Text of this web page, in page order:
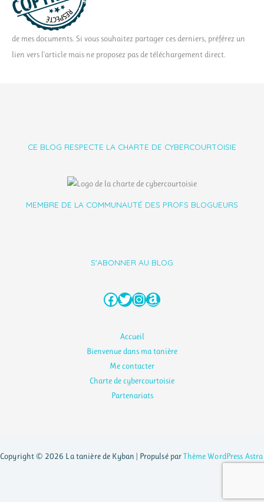
de mes documents. Si vous souhaitez partager ces derniers, préférez un
lien vers l'article mais ne proposez pas de téléchargement direct.
CE BLOG RESPECTE LA CHARTE DE CYBERCOURTOISIE
MEMBRE DE LA COMMUNAUTÉ DES PROFS BLOGUEURS
S'ABONNER AU BLOG
Facebook
Twitter
Instagram
Amazon
Accueil
Bienvenue dans ma tanière
Me contacter
Charte de cybercourtoisie
Partenariats
Copyright © 2026 La tanière de Kyban | Propulsé parThème WordPress Astra